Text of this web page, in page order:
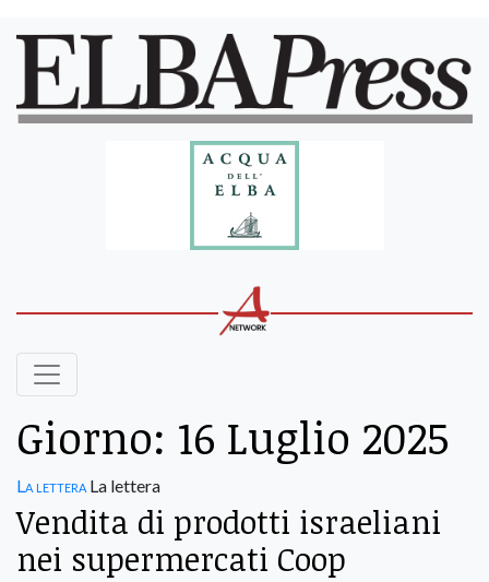
Giorno: 16 Luglio 2025
La lettera La lettera
Vendita di prodotti israeliani
nei supermercati Coop